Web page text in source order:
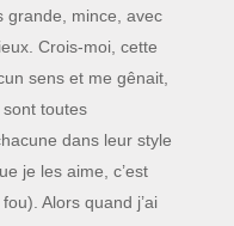
grande, mince, avec
Crois-moi, cette
sens et me gênait,
toutes
dans leur style
je les aime, c’est
Alors quand j’ai